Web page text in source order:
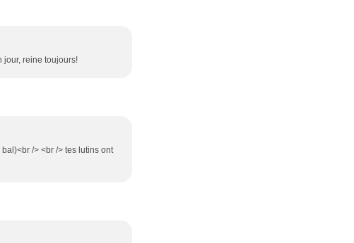
jour, reine toujours!
/> <br /> tes lutins ont